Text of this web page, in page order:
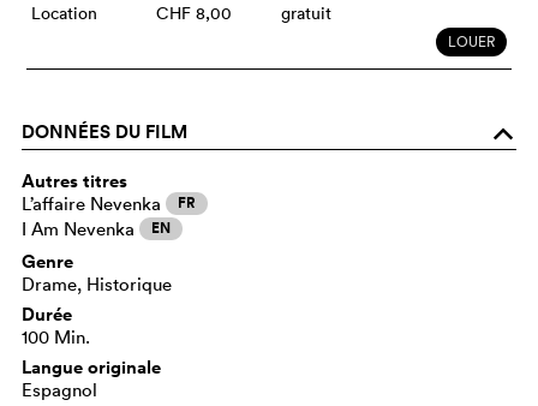
Location CHF 8,00 gratuit
LOUER
DONNÉES DU FILM o
Autres titres
L’affaire Nevenka FR
I Am Nevenka EN
Genre
Drame, Historique
Durée
100 Min.
Langue originale
Espagnol